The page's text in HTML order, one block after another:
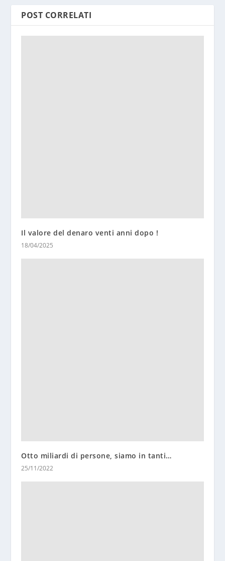
POST CORRELATI
Il valore del denaro venti anni dopo !
18/04/2025
Otto miliardi di persone, siamo in tanti…
25/11/2022